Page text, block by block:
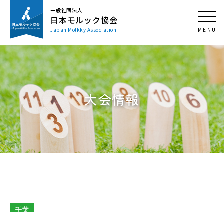
一般社団法人
日本モルック協会
Japan Mölkky Association
大会情報
千葉